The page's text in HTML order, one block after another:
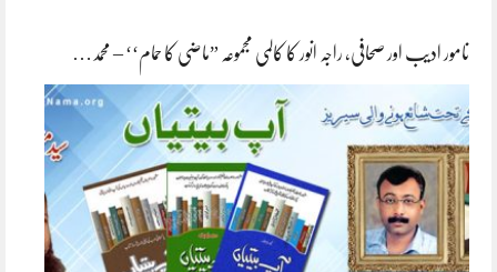
نامور ادیب اور صحافی، راجہ انور کا کالمی مجموعہ ”ماضی کا حمام‘‘ – محمد…